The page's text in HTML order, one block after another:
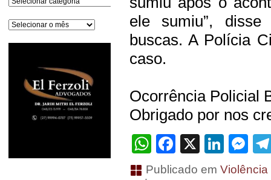
Arquivos
ele sumiu”,
buscas. A Polícia
caso.
Ocorrência Policial
Obrigado por nos
WhatsApp
Facebook
X
Publicado em Violência